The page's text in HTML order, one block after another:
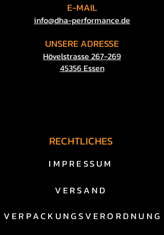
E-MAIL
​info@dha-performance.de
UNSEREADRESSE
Hövelstrasse 267-269
45356 Essen
RECHTLICHES
IMPRESSUM
VERSAND
VERPACKUNGSVERORDNUNG